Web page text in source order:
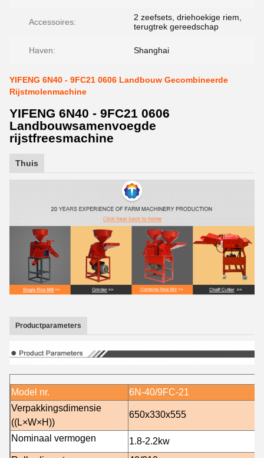
Accessoires:
2 zeefsets, driehoekige riem,
terugtrek gereedschap
Haven: Shanghai
YIFENG 6N40 - 9FC21 0606 Landbouw Gecombineerde
Rijstmolenmachine
YIFENG 6N40 - 9FC21 0606
Landbouwsamenvoegde
rijstfreesmachine
Thuis
Productparameters
Model nr.
6N-40/9FC-21
Verpakkingsdimensie
((L×W×H))
650x330x555
Nominaal vermogen 1.8-2.2kw